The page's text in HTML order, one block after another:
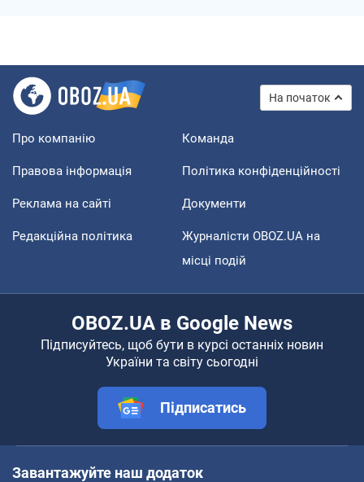
На початок
Про компанію Команда
Правова інформація Політика конфіденційності
Реклама на сайті Документи
Редакційна політика
Журналісти OBOZ.UA на
місці подій
OBOZ.UA в Google News
Підписуйтесь, щоб бути в курсі останніх новин
України та світу сьогодні
Підписатись
Завантажуйте наш додаток